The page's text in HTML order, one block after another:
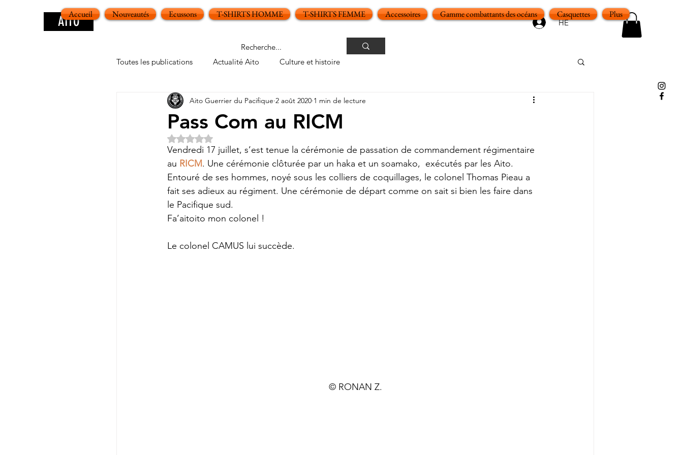
AITO HE
Accueil Nouveautés Ecussons T-SHIRTS HOMME T-SHIRTS FEMME Accessoires Gamme combattants des océans Casquettes Plus
Toutes les publications Actualité Aito Culture et histoire
Pass Com au RICM
Aito Guerrier du Pacifique 2 août 2020 1 min de lecture
Noté NaN étoiles sur 5.
Vendredi 17 juillet, s’est tenue la cérémonie de passation de commandement régimentaire
au RICM. Une cérémonie clôturée par un haka et un soamako,  exécutés par les Aito.
Entouré de ses hommes, noyé sous les colliers de coquillages, le colonel Thomas Pieau a
fait ses adieux au régiment. Une cérémonie de départ comme on sait si bien les faire dans
le Pacifique sud.
Fa’aitoito mon colonel !
Le colonel CAMUS lui succède.
© RONAN Z.